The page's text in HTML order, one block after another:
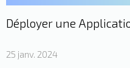
Déployer une
25 janv. 2024